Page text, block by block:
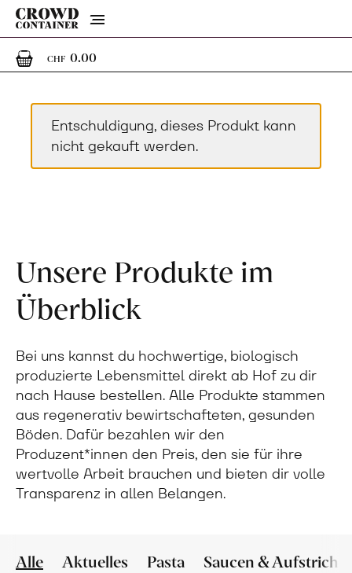
Menu
CHF 0.000 Artikel im Warenkorb
Entschuldigung, dieses Produkt kann
nicht gekauft werden.
Unsere Produkte im
Überblick
Bei uns kannst du hochwertige, biologisch
produzierte Lebensmittel direkt ab Hof zu dir
nach Hause bestellen. Alle Produkte stammen
aus regenerativ bewirtschafteten, gesunden
Böden. Dafür bezahlen wir den
Produzent*innen den Preis, den sie für ihre
wertvolle Arbeit brauchen und bieten dir volle
Transparenz in allen Belangen.
Alle Aktuelles Pasta Saucen & Aufstriche